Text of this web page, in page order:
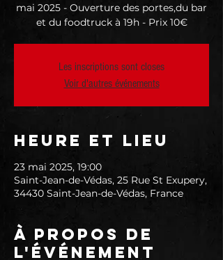
mai 2025 - Ouverture des portes,du bar
et du foodtruck à 19h - Prix 10€
Les inscriptions sont closes
Voir d'autres événements
Heure et lieu
23 mai 2025, 19:00
Saint-Jean-de-Védas, 25 Rue St Exupery,
34430 Saint-Jean-de-Védas, France
À propos de
l'événement